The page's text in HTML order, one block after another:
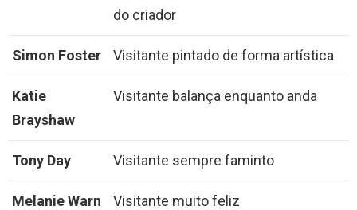
do criador
Simon Foster Visitante pintado de forma artística
Katie
Brayshaw
Visitante balança enquanto anda
Tony Day Visitante sempre faminto
Melanie Warn Visitante muito feliz